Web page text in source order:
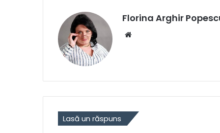
Florina Arghir
Lasă un răspuns